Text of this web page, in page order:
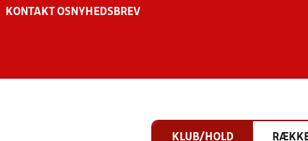
KONTAKT OS NYHEDSBREV
KLUB/HOLD